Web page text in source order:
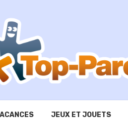
JEUX ET JOUETS